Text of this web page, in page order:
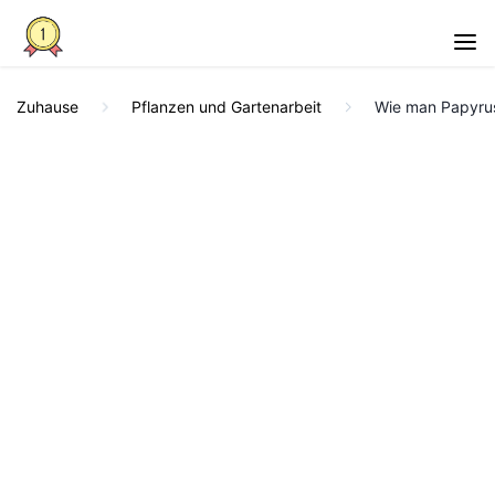
Zuhause Pflanzen und Gartenarbeit Wie man